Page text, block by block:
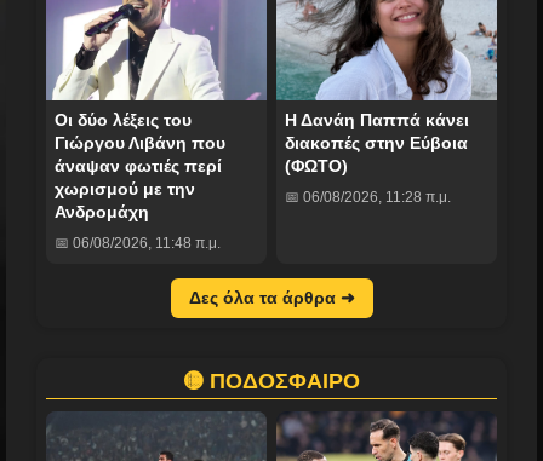
Οι δύο λέξεις του
Γιώργου Λιβάνη που
άναψαν φωτιές περί
χωρισμού με την
Ανδρομάχη
📅 06/08/2026, 11:48 π.μ.
Η Δανάη Παππά κάνει
διακοπές στην Εύβοια
(ΦΩΤΟ)
📅 06/08/2026, 11:28 π.μ.
Δες όλα τα άρθρα ➜
🟡 ΠΟΔΟΣΦΑΙΡΟ